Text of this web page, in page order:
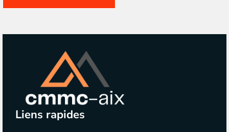
Liens rapides